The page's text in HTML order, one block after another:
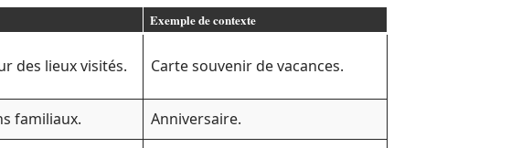
Exemple de contexte
des lieux visités. Carte souvenir de vacances.
familiaux. Anniversaire.